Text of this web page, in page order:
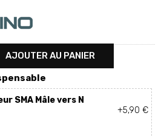
AJOUTER AU PANIER
SMA Mâle vers N
+5,90 €